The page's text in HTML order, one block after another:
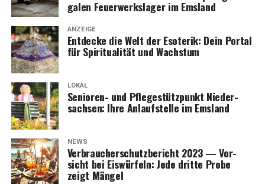
ga­len Feu­er­werks­la­ger im Emsland
ANZEIGE
Ent­de­cke die Welt der Eso­te­rik: Dein Por­tal
für Spi­ri­tua­li­tät und Wachstum
LOKAL
Senio­ren- und Pfle­ge­stütz­punkt Nie­der­
sach­sen: Ihre Anlauf­stel­le im Emsland
NEWS
Ver­brau­cher­schutz­be­richt 2023 — Vor­
sicht bei Eis­wür­feln: Jede drit­te Pro­be
zeigt Mängel